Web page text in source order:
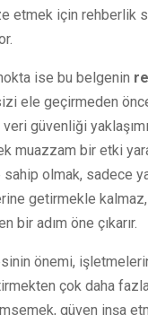
etmek için rehberlik
ise bu belgenin
ele geçirmeden
güvenliği
muazzam bir etki
olmak, sadece
getirmekle kalmaz,
bir adım öne çıkarır.
önemi,
çok daha
güven inşa